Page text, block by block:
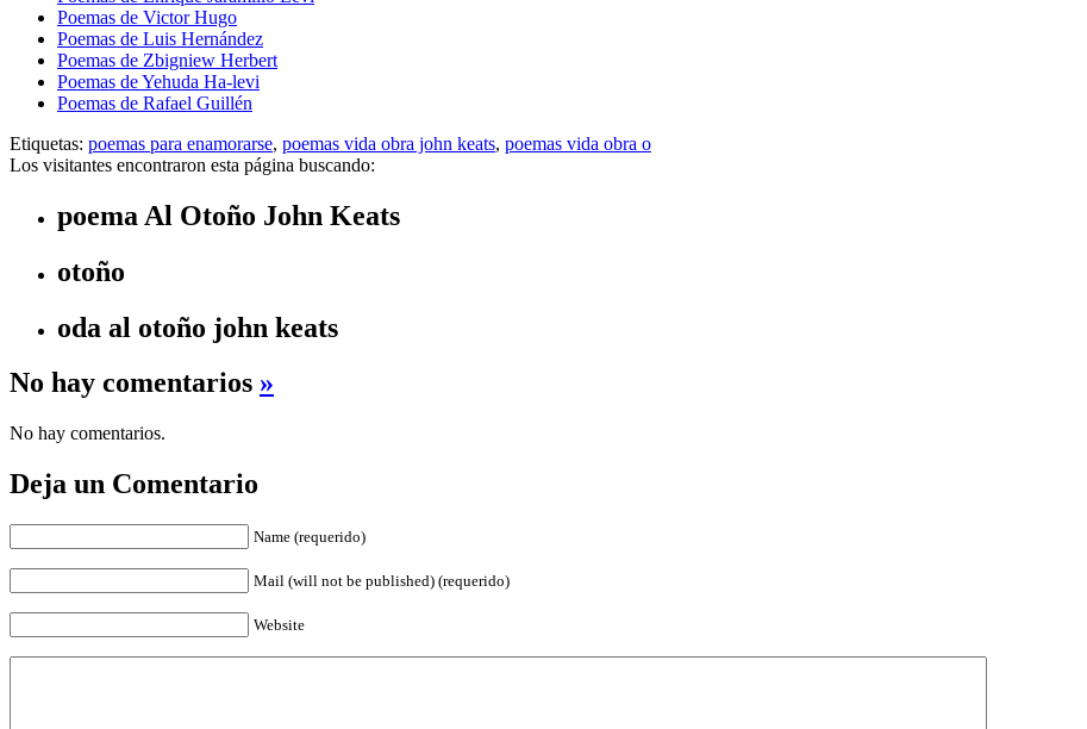
Poemas de Victor Hugo
Poemas de Luis Hernández
Poemas de Zbigniew Herbert
Poemas de Yehuda Ha-levi
Poemas de Rafael Guillén
Etiquetas: poemas para enamorarse, poemas vida obra john keats, poemas vida obra o
Los visitantes encontraron esta página buscando:
poema Al Otoño John Keats
otoño
oda al otoño john keats
No hay comentarios »
No hay comentarios.
Deja un Comentario
Name (requerido)
Mail (will not be published) (requerido)
Website